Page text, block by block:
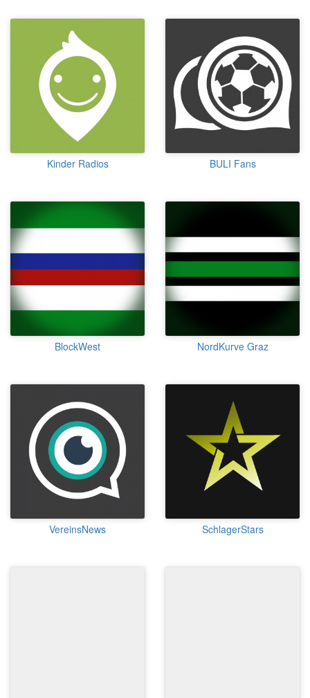
Kinder Radios BULI Fans
BlockWest NordKurve Graz
VereinsNews SchlagerStars